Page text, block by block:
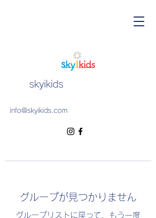
skyikids
info@skyikids.com
グループが見つかりません
グループリストに戻って、もう一度